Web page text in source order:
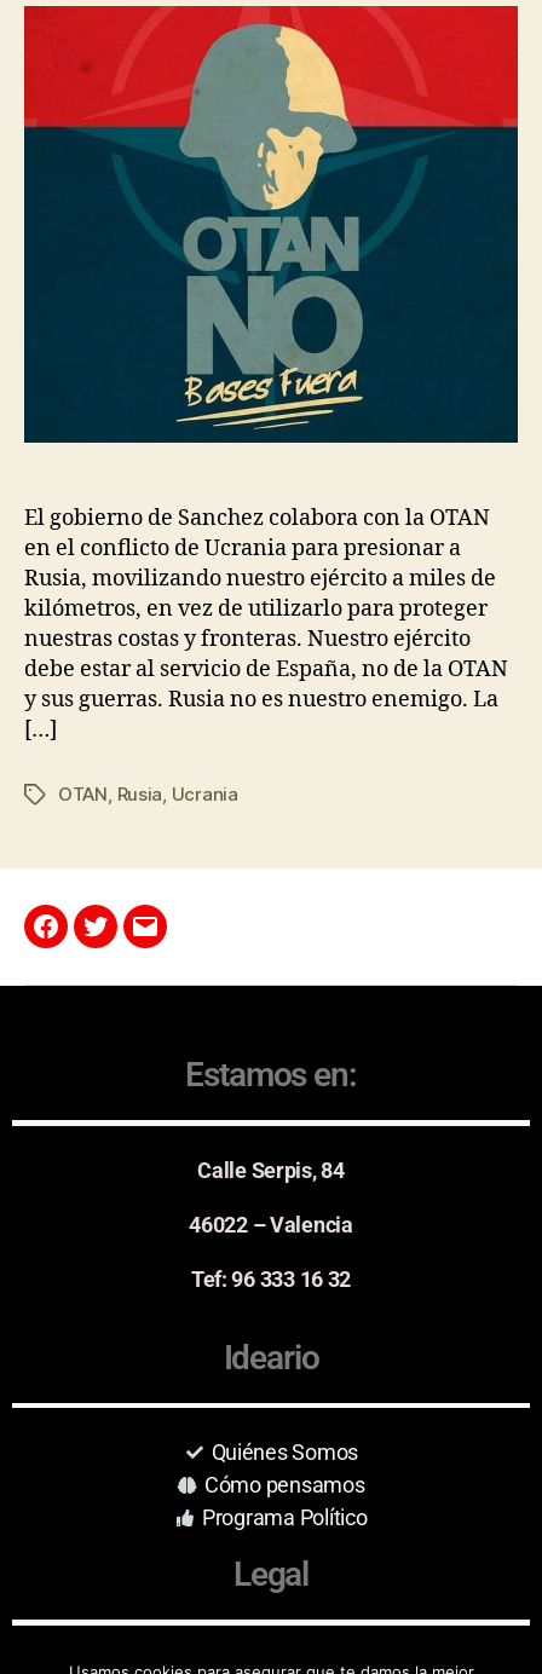
El gobierno de Sanchez colabora con la OTAN
en el conflicto de Ucrania para presionar a
Rusia, movilizando nuestro ejército a miles de
kilómetros, en vez de utilizarlo para proteger
nuestras costas y fronteras. Nuestro ejército
debe estar al servicio de España, no de la OTAN
y sus guerras. Rusia no es nuestro enemigo. La
[…]
OTAN, Rusia, Ucrania
Estamos en:
Calle Serpis, 84
46022 – Valencia
Tef: 96 333 16 32
Ideario
Quiénes Somos
Cómo pensamos
Programa Político
Legal
Aviso Legal